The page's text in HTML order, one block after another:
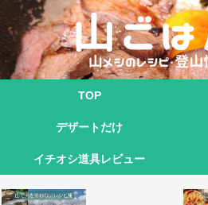
TOP
デザートだけ
イチオシ道具レビュー